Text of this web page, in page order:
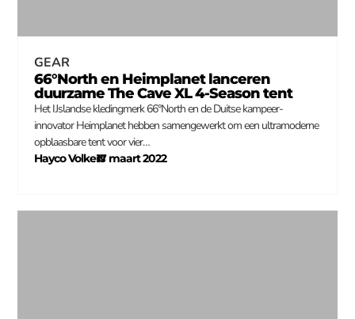
GEAR
66°North en Heimplanet lanceren
duurzame The Cave XL 4-Season tent
Het IJslandse kledingmerk 66°North en de Duitse kampeer-
innovator Heimplanet hebben samengewerkt om een ultramoderne
opblaasbare tent voor vier…
Hayco Volkers
–
17 maart 2022